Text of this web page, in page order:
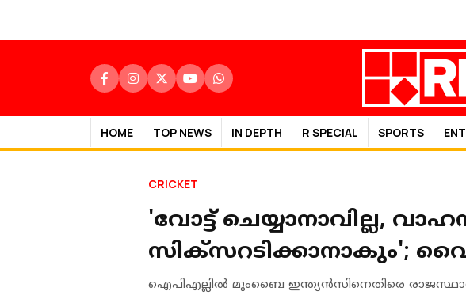
HOME TOP NEWS IN DEPTH R SPECIAL SPORTS
CRICKET
'വോട്ട് ചെയ്യാനാവില്ല,
സിക്സറടിക്കാനാകും';
ഐപിഎല്ലിൽ മുംബൈ ഇന്ത്യൻസിനെതിരെ